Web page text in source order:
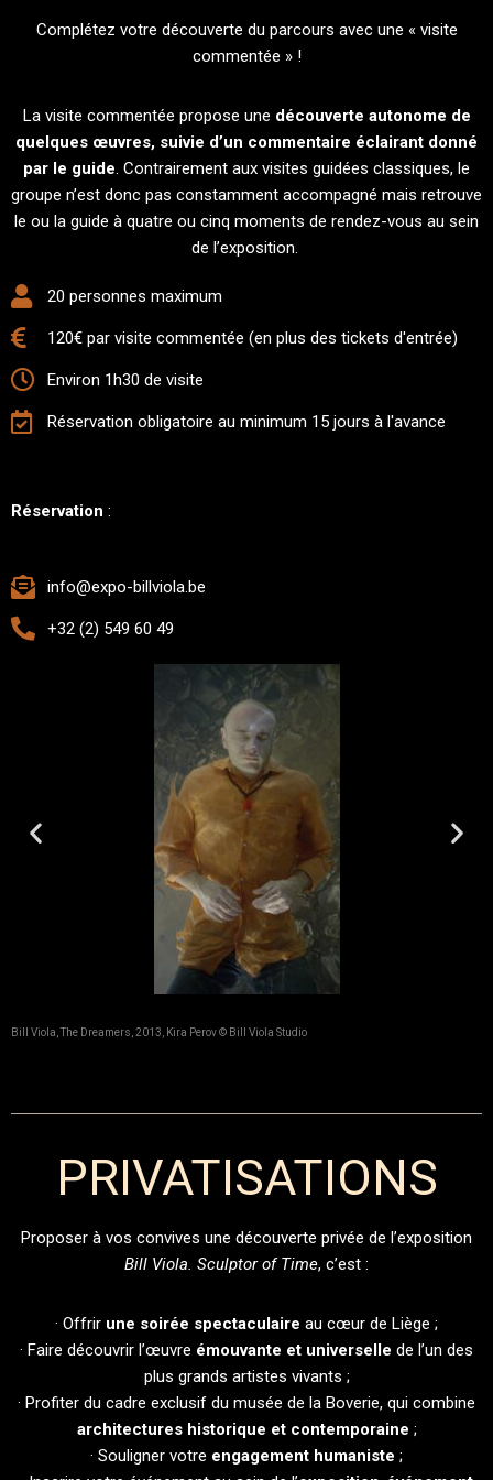
Complétez votre découverte du parcours avec une « visite
commentée » !
La visite commentée propose une découverte autonome de
quelques œuvres, suivie d’un commentaire éclairant donné
par le guide. Contrairement aux visites guidées classiques, le
groupe n’est donc pas constamment accompagné mais retrouve
le ou la guide à quatre ou cinq moments de rendez-vous au sein
de l’exposition.
20 personnes maximum
120€ par visite commentée (en plus des tickets d'entrée)
Environ 1h30 de visite
Réservation obligatoire au minimum 15 jours à l'avance
Réservation :
info@expo-billviola.be
+32 (2) 549 60 49
Bill Viola, The Dreamers, 2013, Kira Perov © Bill Viola Studio
PRIVATISATIONS
Proposer à vos convives une découverte privée de l’exposition
Bill Viola. Sculptor of Time, c’est :
· Offrir une soirée spectaculaire au cœur de Liège ;
· Faire découvrir l’œuvre émouvante et universelle de l’un des
plus grands artistes vivants ;
· Profiter du cadre exclusif du musée de la Boverie, qui combine
architectures historique et contemporaine ;
· Souligner votre engagement humaniste ;